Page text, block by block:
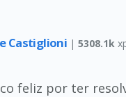
Castiglioni | 5308.1k
feliz por ter